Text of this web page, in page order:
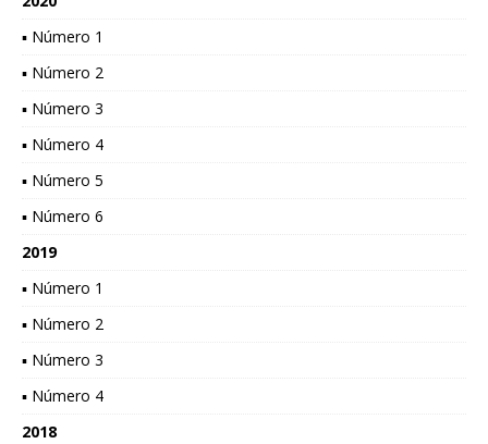
▪ Número 1
▪ Número 2
▪ Número 3
▪ Número 4
▪ Número 5
▪ Número 6
2019
▪ Número 1
▪ Número 2
▪ Número 3
▪ Número 4
2018